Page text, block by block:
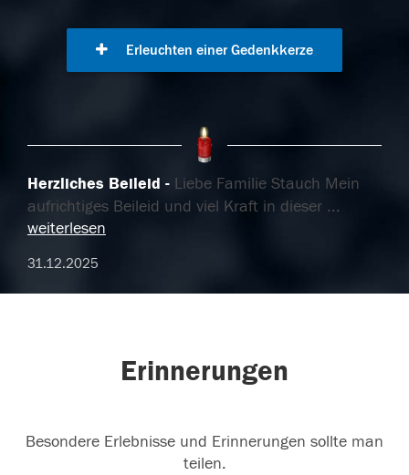
Erleuchten einer Gedenkkerze
Herzliches Beileid
Liebe Familie Stauch Mein
aufrichtiges Beileid und viel Kraft in dieser ...
weiterlesen
31.12.2025
Erinnerungen
Besondere Erlebnisse und Erinnerungen sollte man
teilen.